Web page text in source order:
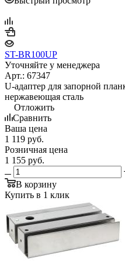
ST-BR100UP
Уточняйте у менеджера
Арт.: 67347
U-адаптер для запорной
нержавеющая сталь
Отложить
Сравнить
Ваша цена
1 119 руб.
Розничная цена
1 155 руб.
В корзину
Купить в 1 клик